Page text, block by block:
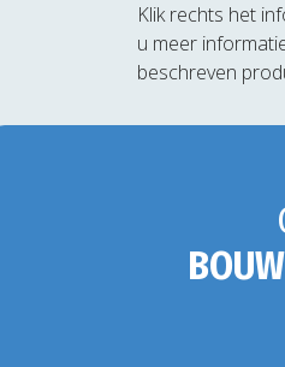
Klik rechts het
u meer
beschreven